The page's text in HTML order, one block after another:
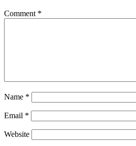
Comment *
Name *
Email *
Website